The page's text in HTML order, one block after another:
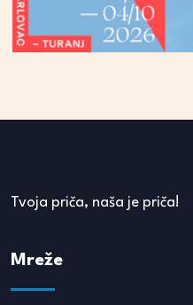
Tvoja priča, naša je priča!
Mreže